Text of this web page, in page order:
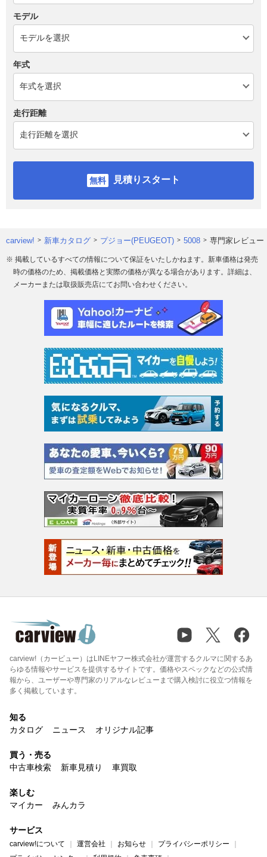
モデル
年式
走行距離
見積りスタート
carview! 新車カタログ プジョー(PEUGEOT) 5008 専門家レビュー
※ 掲載しているすべての情報について保証をいたしかねます。新車価格は発売
時の価格のため、掲載価格と実際の価格が異なる場合があります。詳細は、
メーカーまたは取扱販売店にてお問い合わせください。
carview!（カービュー）はLINEヤフー株式会社が運営するクルマに関するあ
らゆる情報やサービスを提供するサイトです。価格やスペックなどの公式情
報から、ユーザーや専門家のリアルなレビューまで購入検討に役立つ情報を
多く掲載しています。
知る
カタログ
ニュース オリジナル記事
買う・売る
中古車検索
新車見積り 車買取
楽しむ
マイカー
みんカラ
サービス
carview!について 運営会社 お知らせ
プライバシーポリシー